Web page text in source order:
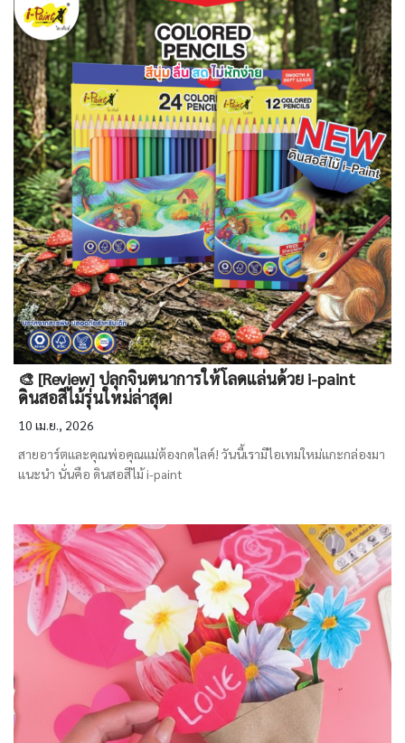
🎨 [Review] ปลุกจินตนาการให้โลดแล่นด้วย i-paint
ดินสอสีไม้รุ่นใหม่ล่าสุด!
10 เม.ย., 2026
สายอาร์ตและคุณพ่อคุณแม่ต้องกดไลค์! วันนี้เรามีไอเทมใหม่แกะกล่องมา
แนะนำ นั่นคือ ดินสอสีไม้ i-paint